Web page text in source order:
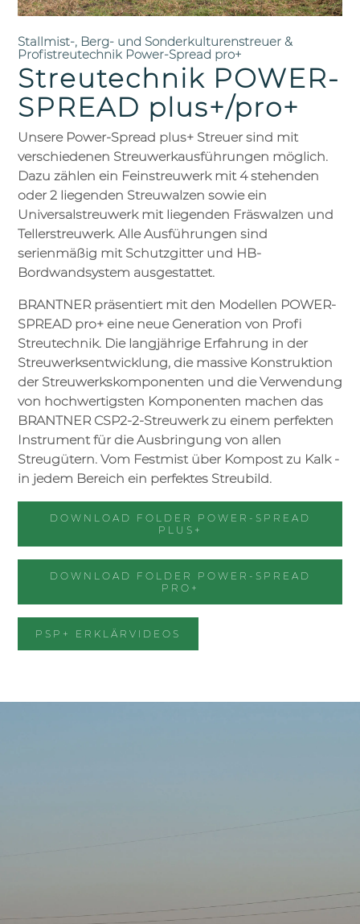
Stallmist-, Berg- und Sonderkulturenstreuer &
Profistreutechnik Power-Spread pro+
Streutechnik POWER-
SPREAD plus+/pro+
Unsere Power-Spread plus+ Streuer sind mit
verschiedenen Streuwerkausführungen möglich.
Dazu zählen ein Feinstreuwerk mit 4 stehenden
oder 2 liegenden Streuwalzen sowie ein
Universalstreuwerk mit liegenden Fräswalzen und
Tellerstreuwerk. Alle Ausführungen sind
serienmäßig mit Schutzgitter und HB-
Bordwandsystem ausgestattet.
BRANTNER präsentiert mit den Modellen POWER-
SPREAD pro+ eine neue Generation von Profi
Streutechnik. Die langjährige Erfahrung in der
Streuwerksentwicklung, die massive Konstruktion
der Streuwerkskomponenten und die Verwendung
von hochwertigsten Komponenten machen das
BRANTNER CSP2-2-Streuwerk zu einem perfekten
Instrument für die Ausbringung von allen
Streugütern. Vom Festmist über Kompost zu Kalk -
in jedem Bereich ein perfektes Streubild.
DOWNLOAD FOLDER POWER-SPREAD
PLUS+
DOWNLOAD FOLDER POWER-SPREAD
PRO+
PSP+ ERKLÄRVIDEOS